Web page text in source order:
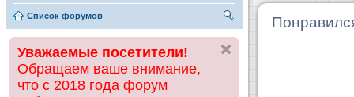
Список форумов
ск
Уважаемые посетители!
Обращаем ваше внимание,
что с 2018 года форум